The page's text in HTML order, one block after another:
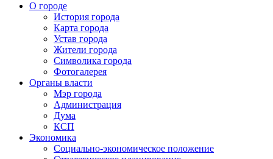
О городе
История города
Карта города
Устав города
Жители города
Символика города
Фотогалерея
Органы власти
Мэр города
Администрация
Дума
КСП
Экономика
Социально-экономическое положение